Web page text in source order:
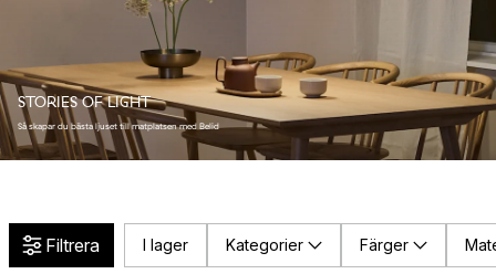
STORIES OF LIGHT
Så skapar du bästa ljuset till matplatsen med Belid
Filtrera I lager Kategorier Färger